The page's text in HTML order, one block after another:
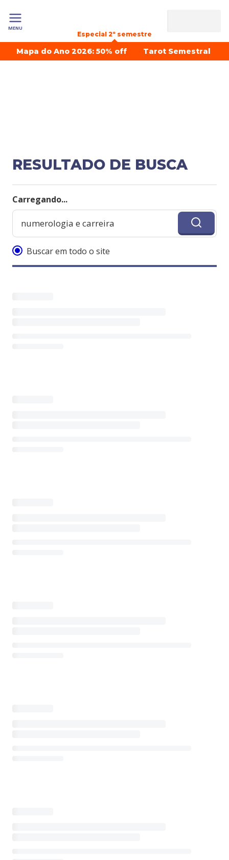
MENU
Especial 2º semestre
Mapa do Ano 2026: 50% off Tarot Semestral
RESULTADO DE BUSCA
Carregando...
Buscar em todo o site